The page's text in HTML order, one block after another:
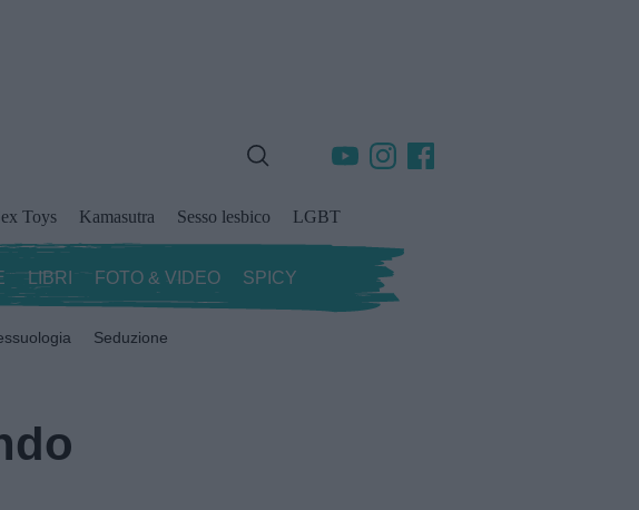
Toys Kamasutra Sesso lesbico LGBT
LIBRI FOTO & VIDEO SPICY
Seduzione